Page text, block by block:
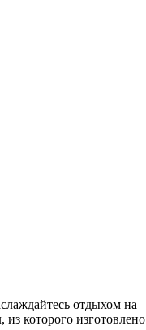
отдыхом на
которого изготовлено